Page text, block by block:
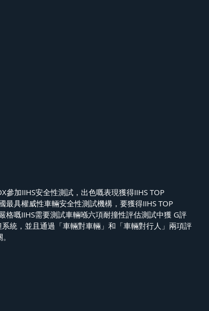
加IIHS安全性測試，出色嘅表現獲得IIHS TOP
最具權威性車輛安全性測試機構，要獲得IIHS TOP
格嘅IIHS需要測試車輛喺六項耐撞性評估測試中獲 G評
統，並且通過「車輛對車輛」和「車輛對行人」兩項評